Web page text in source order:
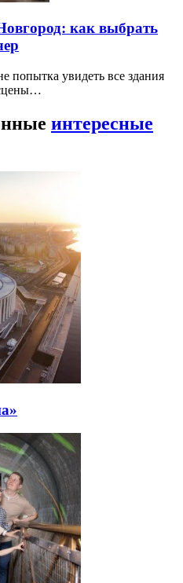
как выбрать
попытка увидеть все здания
интересные